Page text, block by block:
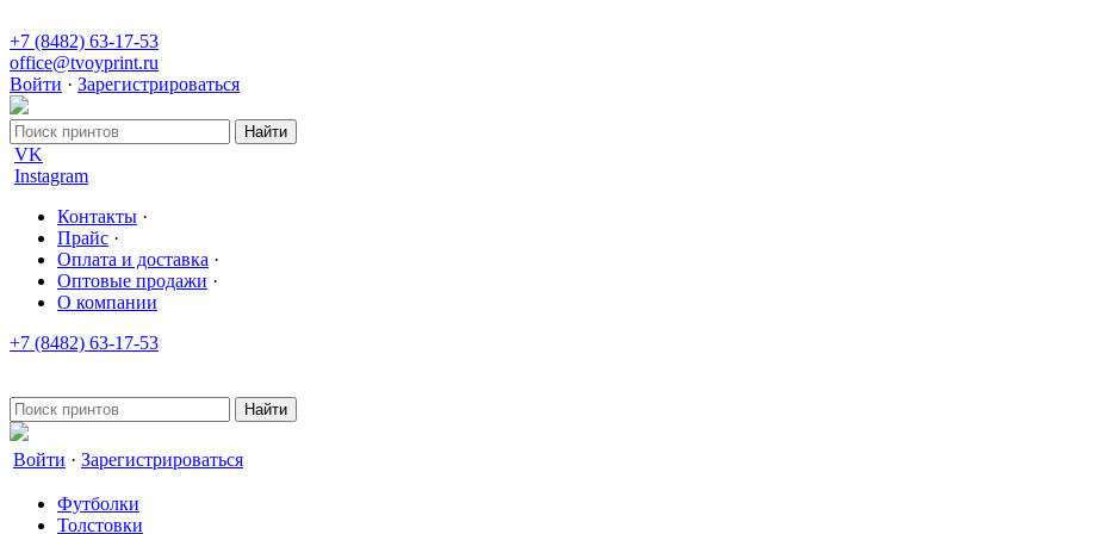
+7 (8482) 63-17-53
office@tvoyprint.ru
Войти · Зарегистрироваться
VK
Instagram
Контакты ·
Прайс ·
Оплата и доставка ·
Оптовые продажи ·
О компании
+7 (8482) 63-17-53
Войти · Зарегистрироваться
Футболки
Толстовки